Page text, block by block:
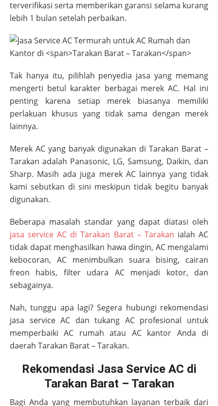
terverifikasi serta memberikan garansi selama kurang
lebih 1 bulan setelah perbaikan.
Tak hanya itu, pilihlah penyedia jasa yang memang
mengerti betul karakter berbagai merek AC. Hal ini
penting karena setiap merek biasanya memiliki
perlakuan khusus yang tidak sama dengan merek
lainnya.
Merek AC yang banyak digunakan di Tarakan Barat –
Tarakan adalah Panasonic, LG, Samsung, Daikin, dan
Sharp. Masih ada juga merek AC lainnya yang tidak
kami sebutkan di sini meskipun tidak begitu banyak
digunakan.
Beberapa masalah standar yang dapat diatasi oleh
jasa service AC diTarakan Barat – Tarakan ialah AC
tidak dapat menghasilkan hawa dingin, AC mengalami
kebocoran, AC menimbulkan suara bising, cairan
freon habis, filter udara AC menjadi kotor, dan
sebagainya.
Nah, tunggu apa lagi? Segera hubungi rekomendasi
jasa service AC dan tukang AC profesional untuk
memperbaiki AC rumah atau AC kantor Anda di
daerah Tarakan Barat – Tarakan.
Rekomendasi Jasa Service AC di
Tarakan Barat – Tarakan
Bagi Anda yang membutuhkan layanan terbaik dari